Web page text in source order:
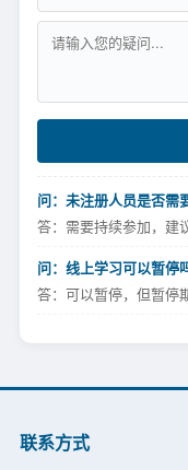
问：未注册人员是否需
答：需要持续参加，建
问：线上学习可以暂停
答：可以暂停，但暂停
联系方式